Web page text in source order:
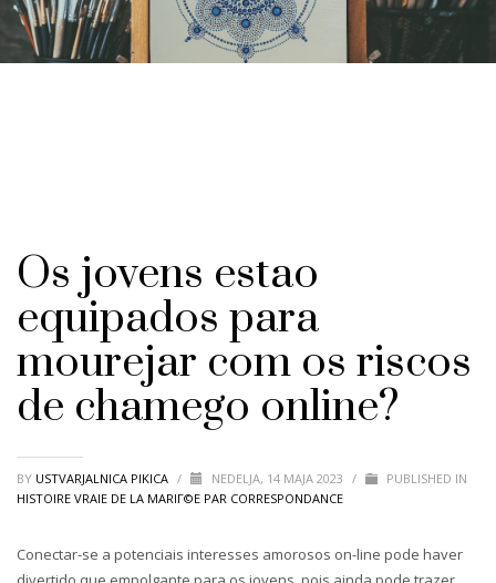
Os jovens estao
equipados para
mourejar com os riscos
de chamego online?
BY USTVARJALNICA PIKICA / NEDELJA, 14 MAJA 2023 /
PUBLISHED IN
HISTOIRE VRAIE DE LA MARIГ©E PAR CORRESPONDANCE
Conectar-se a potenciais interesses amorosos on-line pode haver